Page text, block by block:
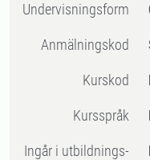
Undervisningsform
Anmälningskod
Kurskod
Kursspråk
Ingår i utbildnings-